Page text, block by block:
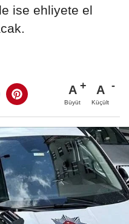
ise ehliyete el
A
Büyüt
A
Küçült